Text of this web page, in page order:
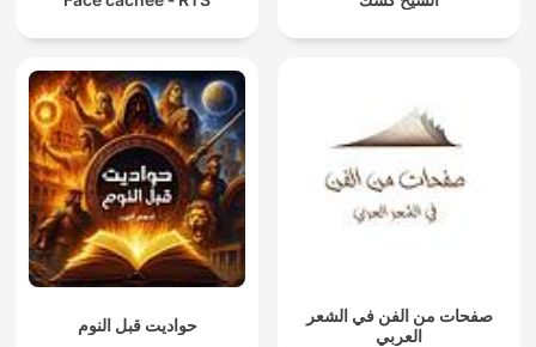
حواديت قبل النوم
صفحات من الفن في الشعر
العربي